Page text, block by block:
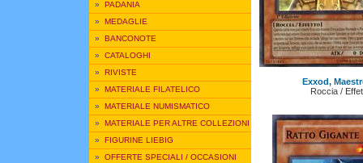
» PADANIA
» MEDAGLIE
» BANCONOTE
» CATALOGHI
» RIVISTE
» MATERIALE FILATELICO
» MATERIALE NUMISMATICO
» MATERIALE PER ALTRE COLLEZIONI
» FIGURINE LIEBIG
» OFFERTE SPECIALI / OCCASIONI
Exxod,
Roccia /